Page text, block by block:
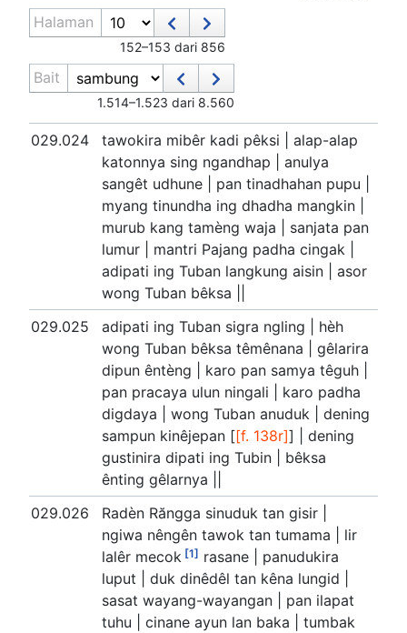
Halaman
152–153 dari 856
Bait
1.514–1.523 dari 8.560
029.024
tawokira mibêr kadi pêksi | alap-alap
katonnya sing ngandhap | anulya
sangêt udhune | pan tinadhahan pupu |
myang tinundha ing dhadha mangkin |
murub kang tamèng waja | sanjata pan
lumur | mantri Pajang padha cingak |
adipati ing Tuban langkung aisin | asor
wong Tuban bêksa ||
029.025
adipati ing Tuban sigra ngling | hèh
wong Tuban bêksa têmênana | gêlarira
dipun êntèng | karo pan samya têguh |
pan pracaya ulun ningali | karo padha
digdaya | wong Tuban anuduk | dening
sampun kinêjepan [[f. 138r]] | dening
gustinira dipati ing Tubin | bêksa
ênting gêlarnya ||
029.026
Radèn Răngga sinuduk tan gisir |
ngiwa nêngên tawok tan tumama | lir
lalêr mecok [1] rasane | panudukira
luput | duk dinêdêl tan kêna lungid |
sasat wayang-wayangan | pan ilapat
tuhu | cinane ayun lan baka | tumbak